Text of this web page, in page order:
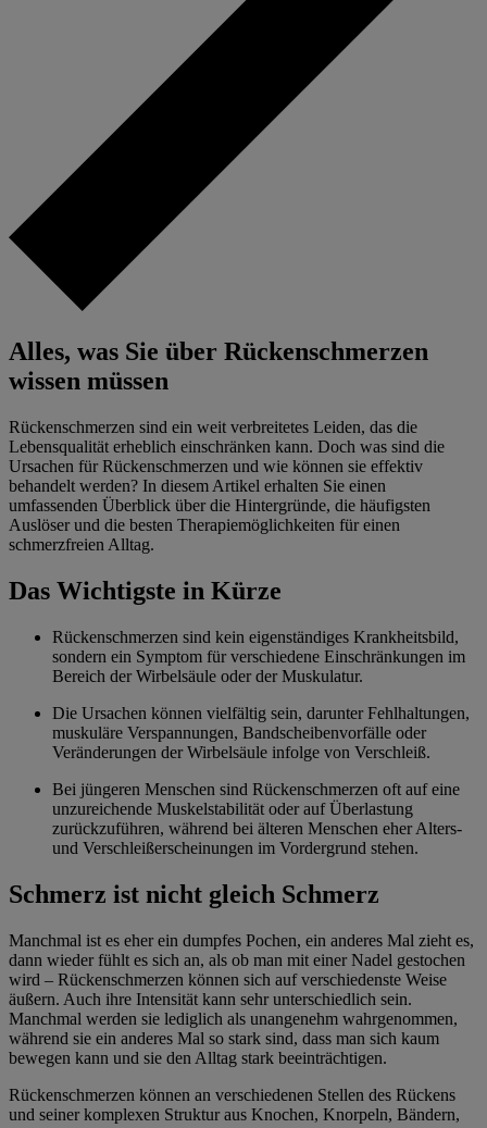
Alles, was Sie über Rückenschmerzen
wissen müssen
Rückenschmerzen sind ein weit verbreitetes Leiden, das die
Lebensqualität erheblich einschränken kann. Doch was sind die
Ursachen für Rückenschmerzen und wie können sie effektiv
behandelt werden? In diesem Artikel erhalten Sie einen
umfassenden Überblick über die Hintergründe, die häufigsten
Auslöser und die besten Therapiemöglichkeiten für einen
schmerzfreien Alltag.
Das Wichtigste in Kürze
Rückenschmerzen sind kein eigenständiges Krankheitsbild,
sondern ein Symptom für verschiedene Einschränkungen im
Bereich der Wirbelsäule oder der Muskulatur.
Die Ursachen können vielfältig sein, darunter Fehlhaltungen,
muskuläre Verspannungen, Bandscheibenvorfälle oder
Veränderungen der Wirbelsäule infolge von Verschleiß.
Bei jüngeren Menschen sind Rückenschmerzen oft auf eine
unzureichende Muskelstabilität oder auf Überlastung
zurückzuführen, während bei älteren Menschen eher Alters-
und Verschleißerscheinungen im Vordergrund stehen.
Schmerz ist nicht gleich Schmerz
Manchmal ist es eher ein dumpfes Pochen, ein anderes Mal zieht es,
dann wieder fühlt es sich an, als ob man mit einer Nadel gestochen
wird – Rückenschmerzen können sich auf verschiedenste Weise
äußern. Auch ihre Intensität kann sehr unterschiedlich sein.
Manchmal werden sie lediglich als unangenehm wahrgenommen,
während sie ein anderes Mal so stark sind, dass man sich kaum
bewegen kann und sie den Alltag stark beeinträchtigen.
Rückenschmerzen können an verschiedenen Stellen des Rückens
und seiner komplexen Struktur aus Knochen, Knorpeln, Bändern,